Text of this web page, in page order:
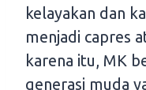
kelayakan dan
menjadi capres
karena itu, MK
generasi muda